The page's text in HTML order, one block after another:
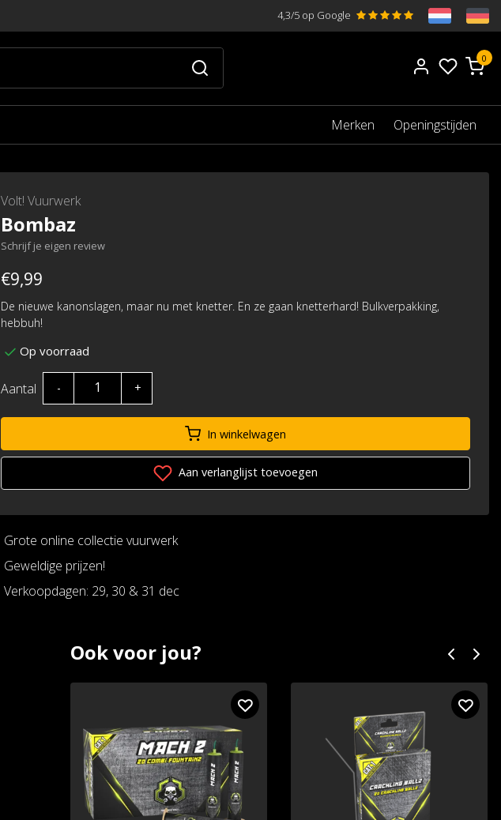
4,3/5 op Google
0
Merken Openingstijden
Volt! Vuurwerk
Bombaz
Schrijf je eigen review
€9,99
De nieuwe kanonslagen, maar nu met knetter. En ze gaan knetterhard! Bulkverpakking,
hebbuh!
Op voorraad
Aantal - +
In winkelwagen
Aan verlanglijst toevoegen
Grote online collectie vuurwerk
Geweldige prijzen!
Verkoopdagen: 29, 30 & 31 dec
Ook voor jou?